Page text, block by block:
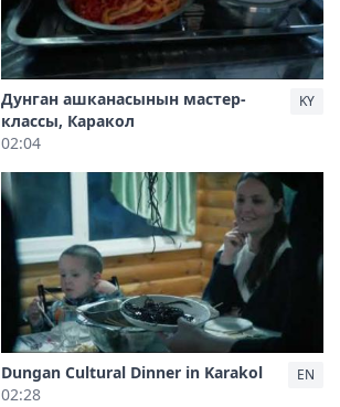
Дунган ашканасынын мастер-
классы, Каракол
02:04
KY
Dungan Cultural Dinner in Karakol
02:28
EN